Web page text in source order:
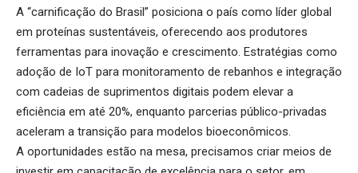
A “carnificação do Brasil” posiciona o país como líder global
em proteínas sustentáveis, oferecendo aos produtores
ferramentas para inovação e crescimento. Estratégias como
adoção de IoT para monitoramento de rebanhos e integração
com cadeias de suprimentos digitais podem elevar a
eficiência em até 20%, enquanto parcerias público-privadas
aceleram a transição para modelos bioeconômicos.
A oportunidades estão na mesa, precisamos criar meios de